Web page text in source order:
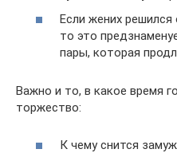
Если жених
то это
пары, которая
Важно и то, в какое время
торжество:
К чему снится